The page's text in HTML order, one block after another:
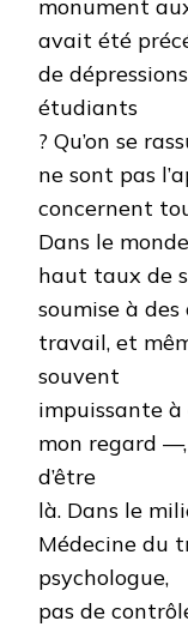
monument
avait été
de
étudiants
? Qu’on se
ne sont pas
concernent
Dans le
haut taux de
soumise à
travail, et
souvent
impuissante
mon regard
d’être
là. Dans le
Médecine du
psychologue,
pas de